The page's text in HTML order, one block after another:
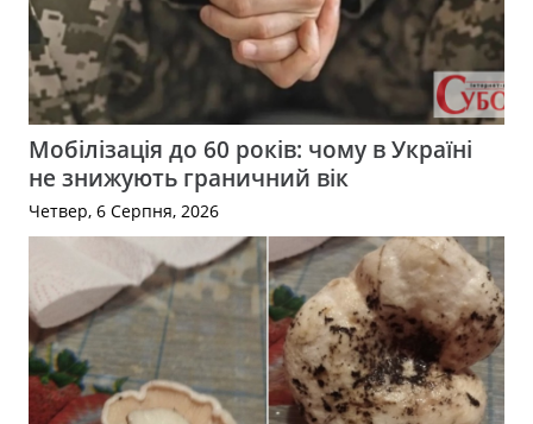
Мобілізація до 60 років: чому в Україні
не знижують граничний вік
Четвер, 6 Серпня, 2026